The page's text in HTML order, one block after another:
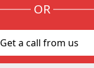
OR
Get a call from us